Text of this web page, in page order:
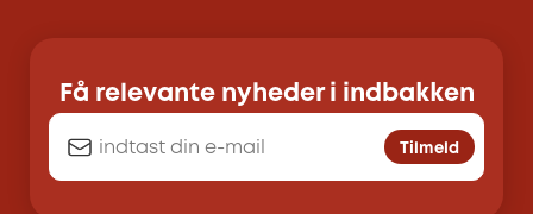
Få relevante nyheder i indbakken
Tilmeld